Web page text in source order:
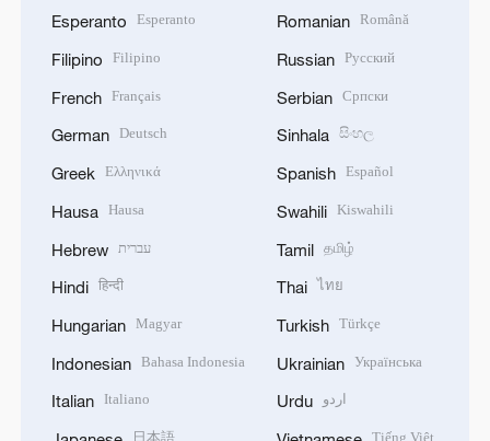
Esperanto Esperanto
Filipino Filipino
French Français
German Deutsch
Greek Ελληνικά
Hausa Hausa
Hebrew עברית
Hindi हिन्दी
Hungarian Magyar
Indonesian Bahasa Indonesia
Italian Italiano
Romanian Română
Russian Русский
Serbian Српски
Sinhala සිංහල
Spanish Español
Swahili Kiswahili
Tamil தமிழ்
Thai ไทย
Turkish Türkçe
Ukrainian Українська
Urdu اردو